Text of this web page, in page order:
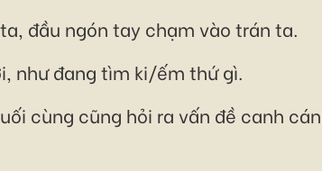
đầu ngón tay chạm vào trán ta.
như đang tìm ki/ếm thứ gì.
cùng cũng hỏi ra vấn đề canh